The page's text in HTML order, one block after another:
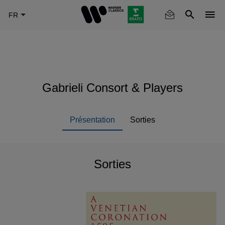
Gabrieli Consort & Players
Présentation Sorties
Sorties